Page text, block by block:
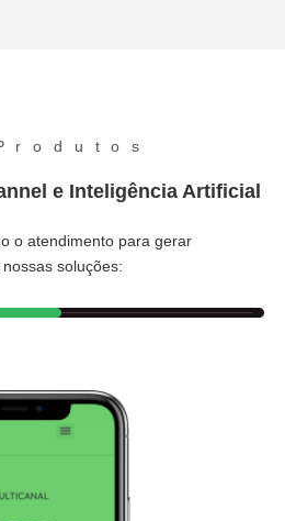
e Inteligência Artificial
o atendimento para gerar
soluções: